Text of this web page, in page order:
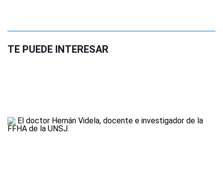
TE PUEDE INTERESAR